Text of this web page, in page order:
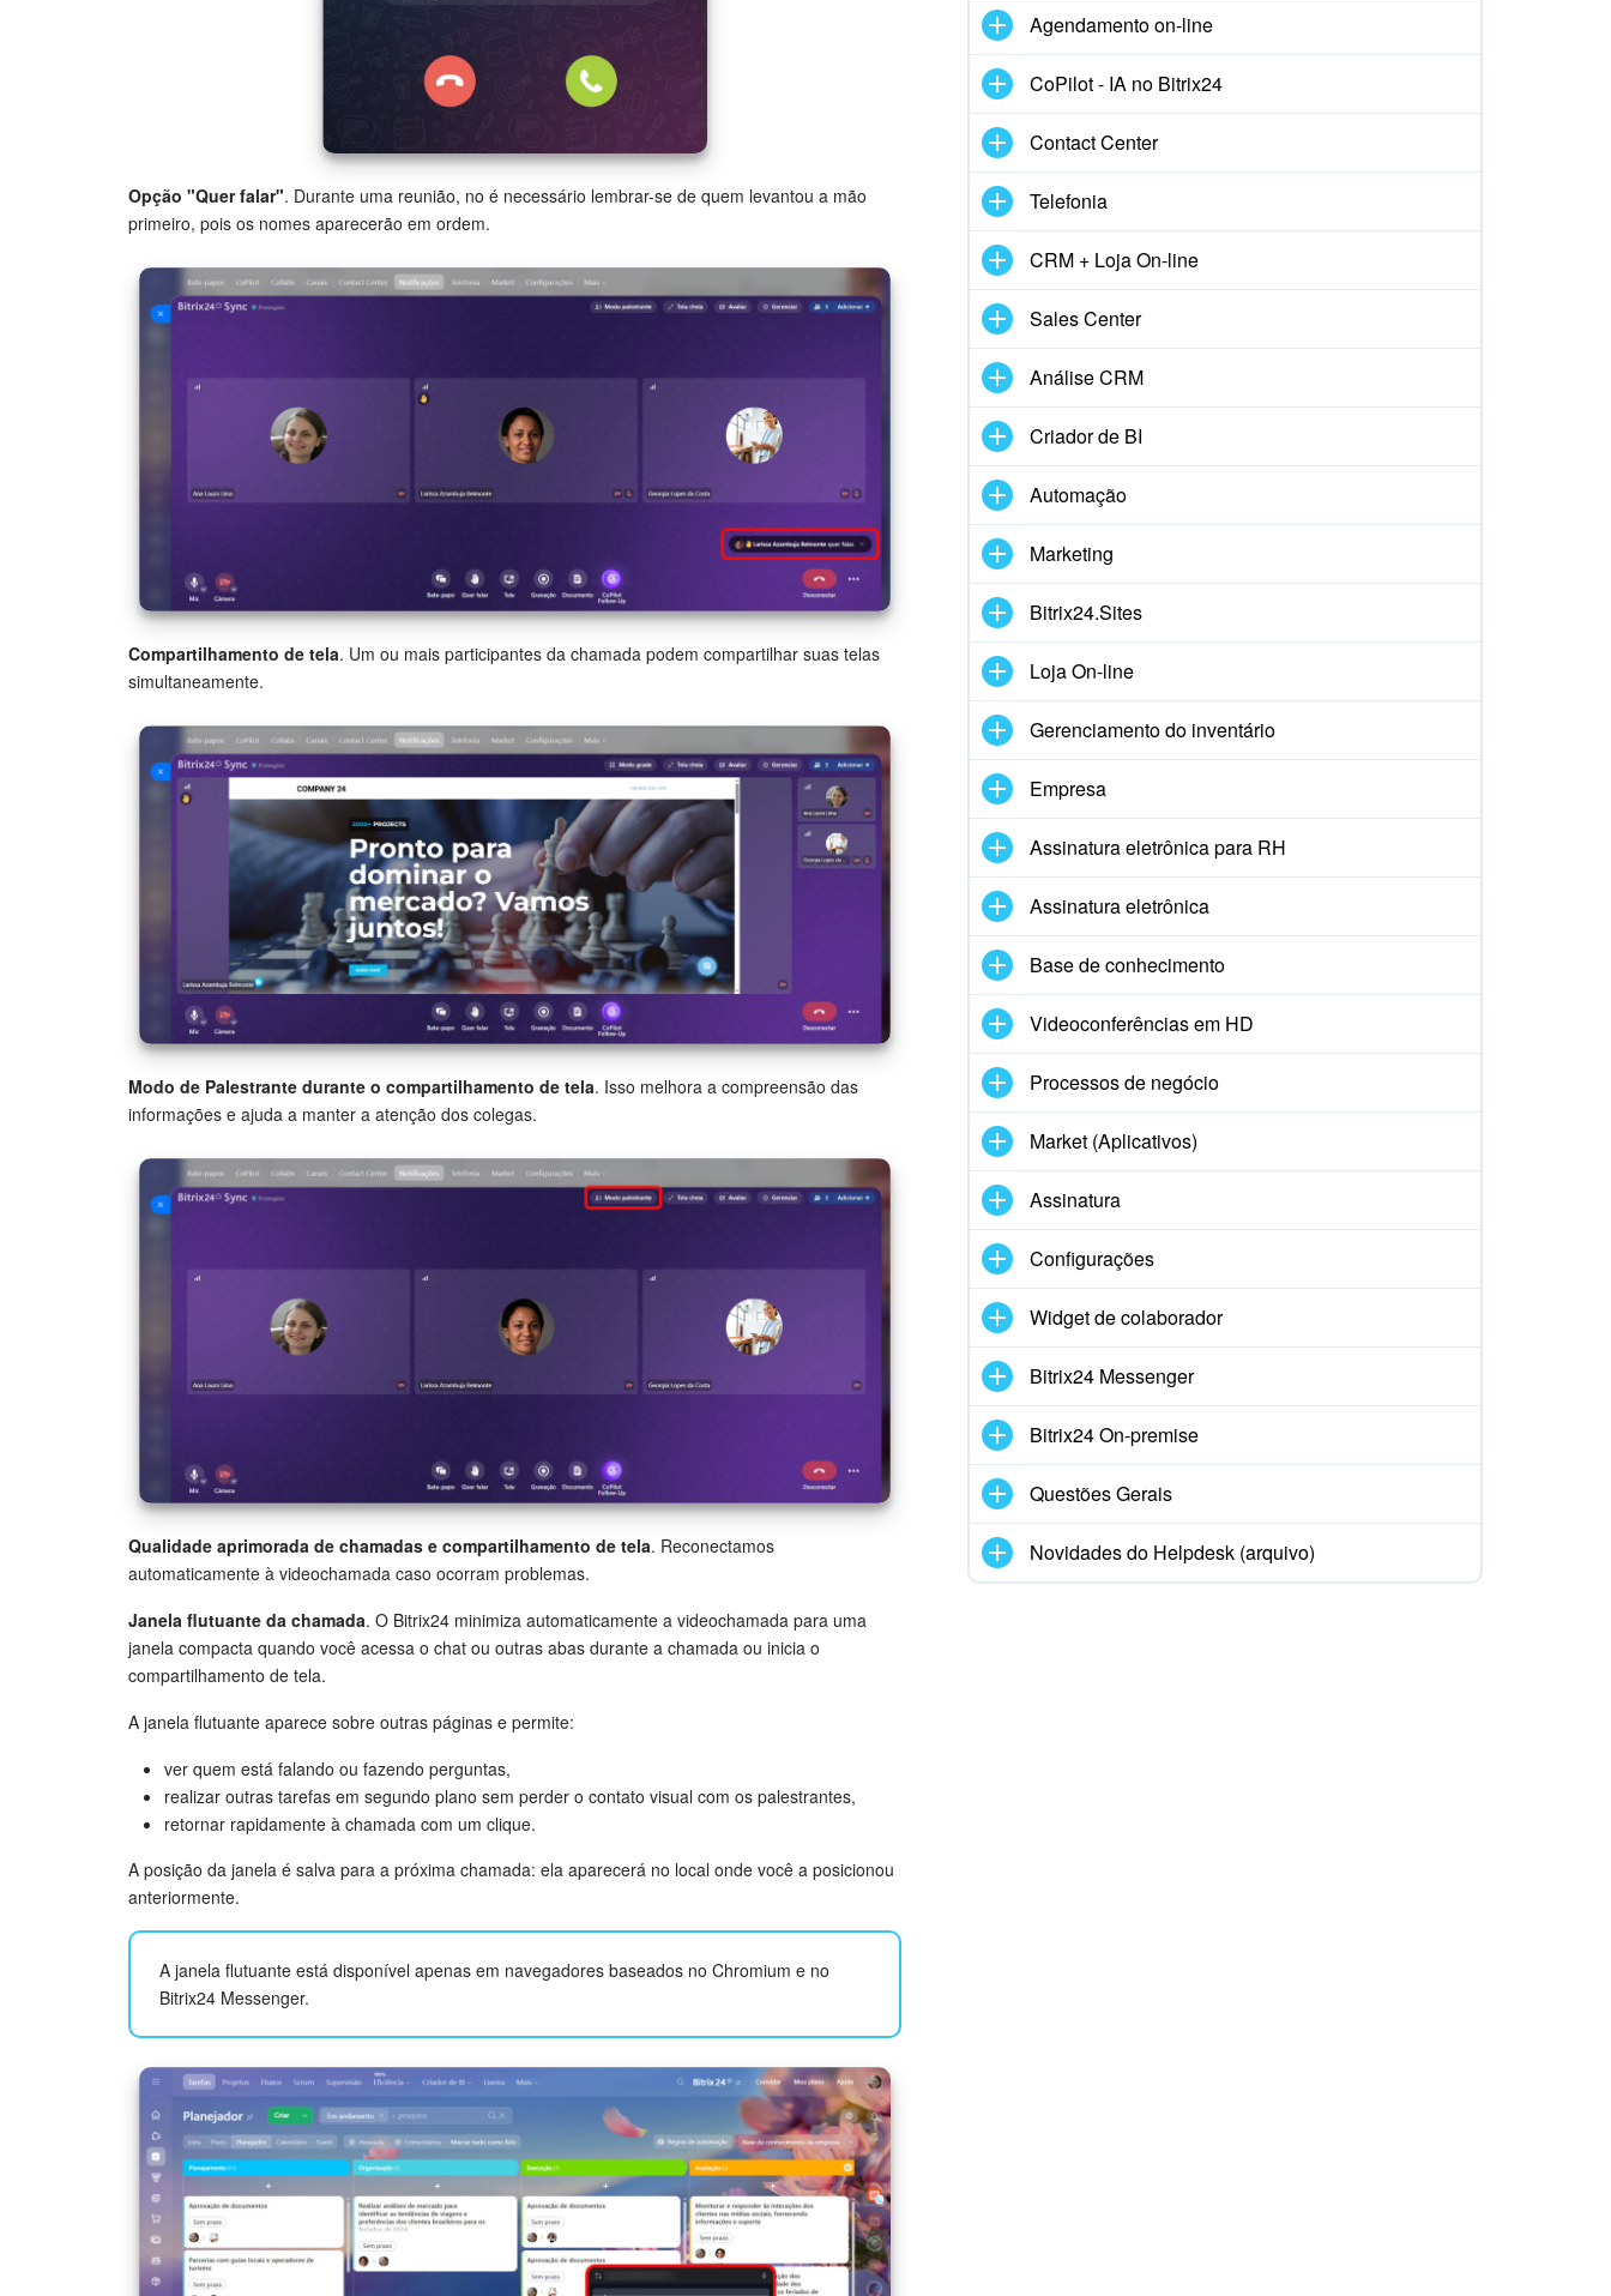
Opção "Quer falar". Durante uma reunião, no é necessário lembrar-se de quem levantou a mão
primeiro, pois os nomes aparecerão em ordem.
Compartilhamento de tela. Um ou mais participantes da chamada podem compartilhar suas telas
simultaneamente.
Modo de Palestrante durante o compartilhamento de tela. Isso melhora a compreensão das
informações e ajuda a manter a atenção dos colegas.
Qualidade aprimorada de chamadas e compartilhamento de tela. Reconectamos
automaticamente à videochamada caso ocorram problemas.
Janela flutuante da chamada. O Bitrix24 minimiza automaticamente a videochamada para uma
janela compacta quando você acessa o chat ou outras abas durante a chamada ou inicia o
compartilhamento de tela.
A janela flutuante aparece sobre outras páginas e permite:
ver quem está falando ou fazendo perguntas,
realizar outras tarefas em segundo plano sem perder o contato visual com os palestrantes,
retornar rapidamente à chamada com um clique.
A posição da janela é salva para a próxima chamada: ela aparecerá no local onde você a posicionou
anteriormente.
A janela flutuante está disponível apenas em navegadores baseados no Chromium e no
Bitrix24 Messenger.
Agendamento on-line
CoPilot - IA no Bitrix24
Contact Center
Telefonia
CRM + Loja On-line
Sales Center
Análise CRM
Criador de BI
Automação
Marketing
Bitrix24.Sites
Loja On-line
Gerenciamento do inventário
Empresa
Assinatura eletrônica para RH
Assinatura eletrônica
Base de conhecimento
Videoconferências em HD
Processos de negócio
Market (Aplicativos)
Assinatura
Configurações
Widget de colaborador
Bitrix24 Messenger
Bitrix24 On-premise
Questões Gerais
Novidades do Helpdesk (arquivo)